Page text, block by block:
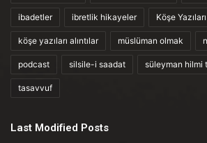
ibadetler ibretlik hikayeler Köşe Yazıları
köşe yazıları alıntılar müslüman olmak
podcast silsile-i saadat süleyman hilmi
tasavvuf
Last Modified Posts